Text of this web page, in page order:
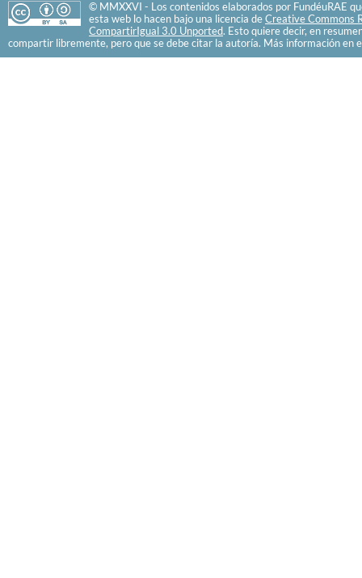
© MMXXVI - Los contenidos elaborados por FundéuRAE
esta web lo hacen bajo una licencia de Creative Commons
CompartirIgual 3.0 Unported. Esto quiere decir, en
compartir libremente, pero que se debe citar la autoría. Más información en